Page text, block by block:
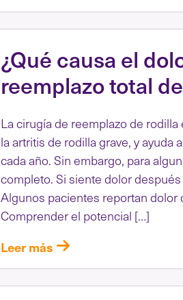
¿Qué causa el
reemplazo total
La cirugía de reemplazo de
la artritis de rodilla grave, y ayuda
cada año. Sin embargo, para
completo. Si siente dolor
Algunos pacientes reportan
Comprender el potencial […]
Leer más